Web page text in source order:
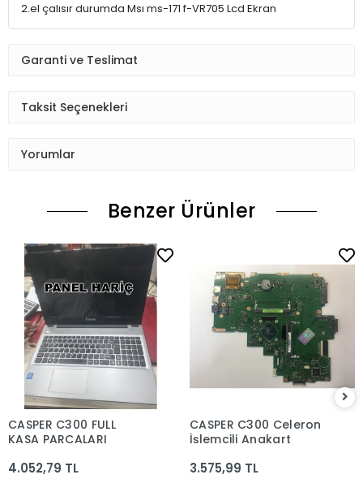
2.el çalısır durumda Msı ms-171 f-VR705 Lcd Ekran
Garanti ve Teslimat
Taksit Seçenekleri
Yorumlar
Benzer Ürünler
CASPER C300 FULL
KASA PARCALARI
4.052,79 TL
CASPER C300 Celeron
İşlemcili Anakart
3.575,99 TL